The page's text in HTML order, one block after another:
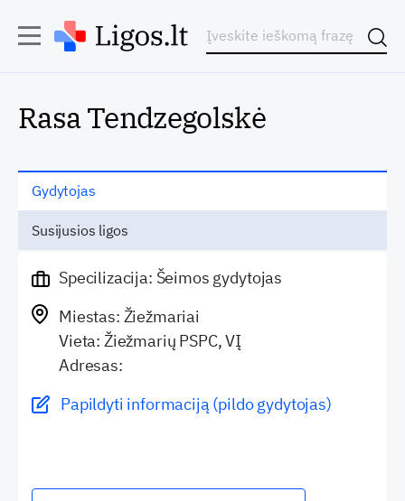
Rasa Tendzegolskė
Gydytojas
Susijusios ligos
Specilizacija: Šeimos gydytojas
Miestas: Žiežmariai
Vieta: Žiežmarių PSPC, VĮ
Adresas:
Papildyti informaciją (pildo gydytojas)